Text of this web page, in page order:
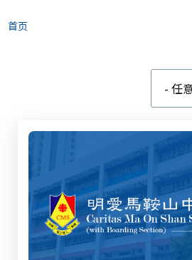
面
包
首页